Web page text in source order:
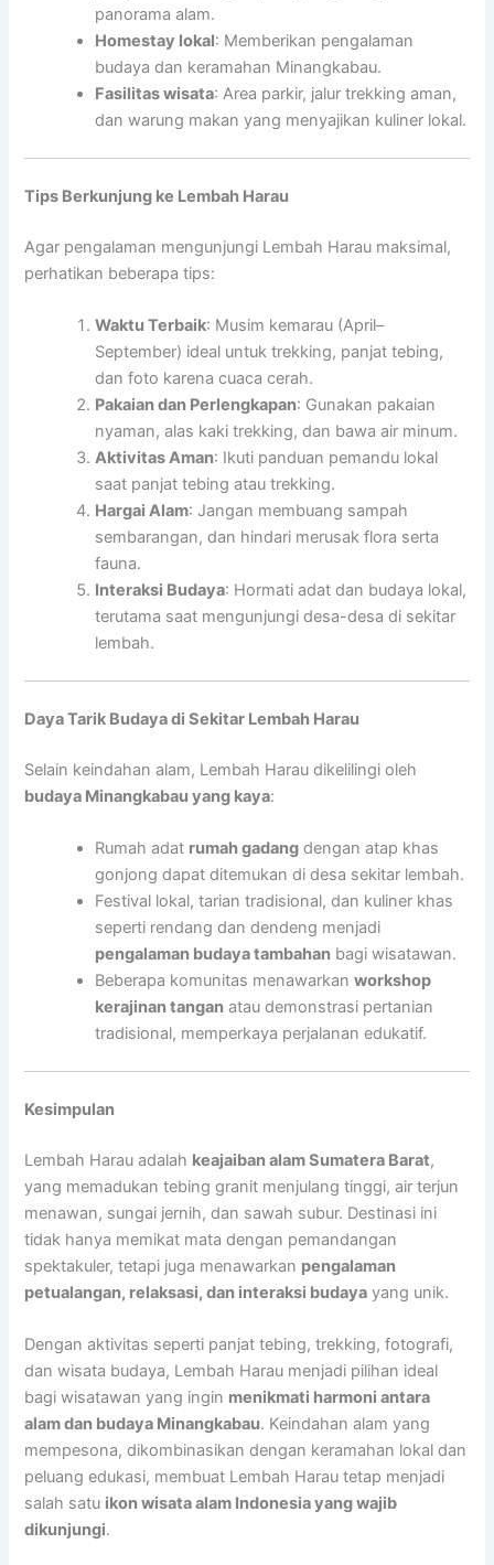
panorama alam.
Homestay lokal: Memberikan pengalaman
budaya dan keramahan Minangkabau.
Fasilitas wisata: Area parkir, jalur trekking aman,
dan warung makan yang menyajikan kuliner lokal.
Tips Berkunjung ke Lembah Harau
Agar pengalaman mengunjungi Lembah Harau maksimal,
perhatikan beberapa tips:
Waktu Terbaik: Musim kemarau (April–
September) ideal untuk trekking, panjat tebing,
dan foto karena cuaca cerah.
Pakaian dan Perlengkapan: Gunakan pakaian
nyaman, alas kaki trekking, dan bawa air minum.
Aktivitas Aman: Ikuti panduan pemandu lokal
saat panjat tebing atau trekking.
Hargai Alam: Jangan membuang sampah
sembarangan, dan hindari merusak flora serta
fauna.
Interaksi Budaya: Hormati adat dan budaya lokal,
terutama saat mengunjungi desa-desa di sekitar
lembah.
Daya Tarik Budaya di Sekitar Lembah Harau
Selain keindahan alam, Lembah Harau dikelilingi oleh
budaya Minangkabau yang kaya:
Rumah adat rumah gadang dengan atap khas
gonjong dapat ditemukan di desa sekitar lembah.
Festival lokal, tarian tradisional, dan kuliner khas
seperti rendang dan dendeng menjadi
pengalaman budaya tambahan bagi wisatawan.
Beberapa komunitas menawarkanworkshop
kerajinan tangan atau demonstrasi pertanian
tradisional, memperkaya perjalanan edukatif.
Kesimpulan
Lembah Harau adalah keajaiban alam Sumatera Barat,
yang memadukan tebing granit menjulang tinggi, air terjun
menawan, sungai jernih, dan sawah subur. Destinasi ini
tidak hanya memikat mata dengan pemandangan
spektakuler, tetapi juga menawarkan pengalaman
petualangan, relaksasi, dan interaksi budaya yang unik.
Dengan aktivitas seperti panjat tebing, trekking, fotografi,
dan wisata budaya, Lembah Harau menjadi pilihan ideal
bagi wisatawan yang ingin menikmati harmoni antara
alam dan budaya Minangkabau. Keindahan alam yang
mempesona, dikombinasikan dengan keramahan lokal dan
peluang edukasi, membuat Lembah Harau tetap menjadi
salah satu ikon wisata alam Indonesia yang wajib
dikunjungi.